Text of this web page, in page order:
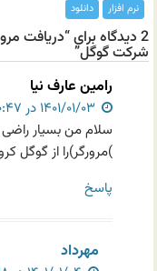
نرم افزار دانلود
شرکت گوگل”
رامین عارف نیا
۱۴۰۱/۰۱/۰۳ در ۲۰:۴۷
سلام من بسیار
)مرورگر)را از گوگل
پاسخ
مهرداد